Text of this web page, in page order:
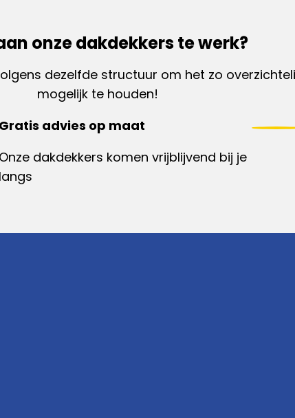
onze dakdekkers te werk?
dezelfde structuur om het zo
mogelijk te houden!
Gratis advies op maat
Onze dakdekkers komen vrijblijvend bij je
langs